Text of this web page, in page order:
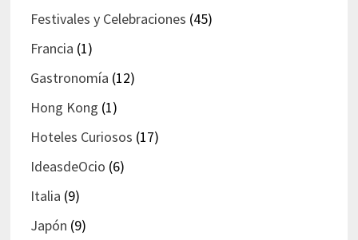
Festivales y Celebraciones (45)
Francia (1)
Gastronomía (12)
Hong Kong (1)
Hoteles Curiosos (17)
IdeasdeOcio (6)
Italia (9)
Japón (9)